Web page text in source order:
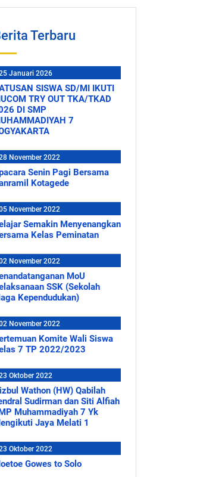
Terbaru
Januari 2026
SISWA SD/MI IKUTI
TRY OUT TKA/TKAD
DI SMP
7
November 2022
Senin Pagi Bersama
Kotagede
November 2022
Semakin Menyenangkan
Kelas Peminatan
November 2022
MoU
SSK (Sekolah
Kependudukan)
November 2022
Komite Wali Siswa
7 TP 2022/2023
Oktober 2022
Wathon (HW) Qabilah
Sudirman dan Siti Alfiah
Muhammadiyah 7 Yk
Jaya Melati 1
Oktober 2022
Gowes to Solo